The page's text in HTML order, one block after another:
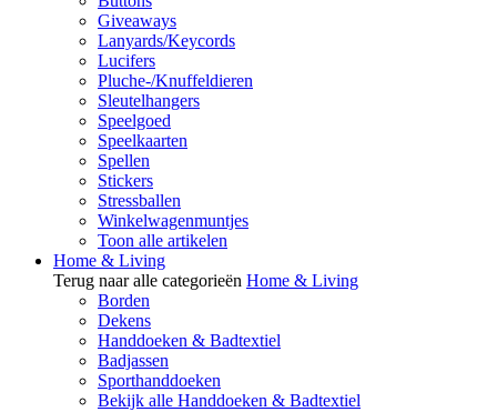
Giveaways
Lanyards/Keycords
Lucifers
Pluche-/Knuffeldieren
Sleutelhangers
Speelgoed
Speelkaarten
Spellen
Stickers
Stressballen
Winkelwagenmuntjes
Toon alle artikelen
Home & Living
Terug naar alle categorieën Home & Living
Borden
Dekens
Handdoeken & Badtextiel
Badjassen
Sporthanddoeken
Bekijk alle Handdoeken & Badtextiel